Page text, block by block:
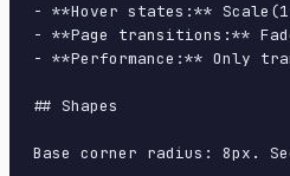
- **Hover states:**
- **Page transitions:**
- **Performance:** Only
## Shapes
Base corner radius: 8px.